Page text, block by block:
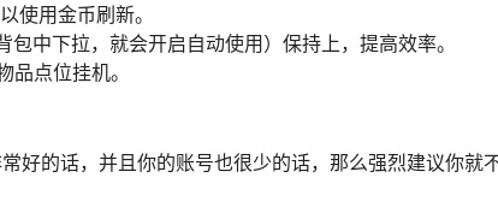
使用金币刷新。
中下拉，就会开启自动使用）保持上，提高效率。
点位挂机。
好的话，并且你的账号也很少的话，那么强烈建议你就